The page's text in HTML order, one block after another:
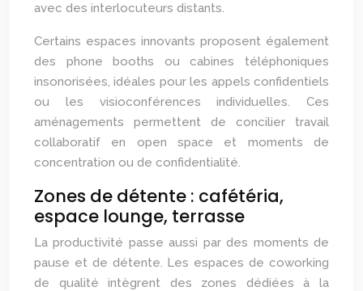
avec des interlocuteurs distants.
Certains espaces innovants proposent également
des phone booths ou cabines téléphoniques
insonorisées, idéales pour les appels confidentiels
ou les visioconférences individuelles. Ces
aménagements permettent de concilier travail
collaboratif en open space et moments de
concentration ou de confidentialité.
Zones de détente : cafétéria,
espace lounge, terrasse
La productivité passe aussi par des moments de
pause et de détente. Les espaces de coworking
de qualité intègrent des zones dédiées à la